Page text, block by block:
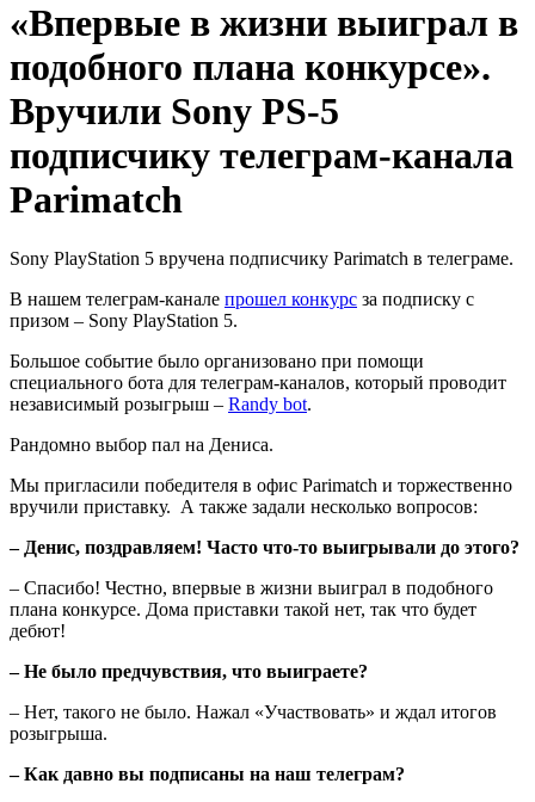
«Впервые в жизни выиграл в
подобного плана конкурсе».
Вручили Sony PS-5
подписчику телеграм-канала
Parimatch
Sony PlayStation 5 вручена подписчику Parimatch в телеграме.
В нашем телеграм-канале прошел конкурс за подписку с
призом – Sony PlayStation 5.
Большое событие было организовано при помощи
специального бота для телеграм-каналов, который проводит
независимый розыгрыш – Randy bot.
Рандомно выбор пал на Дениса.
Мы пригласили победителя в офис Parimatch и торжественно
вручили приставку. А также задали несколько вопросов:
– Денис, поздравляем! Часто что-то выигрывали до этого?
– Спасибо! Честно, впервые в жизни выиграл в подобного
плана конкурсе. Дома приставки такой нет, так что будет
дебют!
– Не было предчувствия, что выиграете?
– Нет, такого не было. Нажал «Участвовать» и ждал итогов
розыгрыша.
– Как давно вы подписаны на наш телеграм?